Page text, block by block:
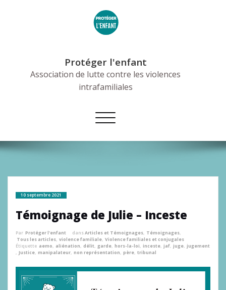
Protéger l'enfant
Association de lutte contre les violences
intrafamiliales
Afficher/masquer
la
10 septembre 2021
Témoignage de Julie – Inceste
Par Protéger l'enfant dansArticles et Témoignages, Témoignages,
Tous les articles, violence familiale, Violence familiales et conjugales
Étiquette aemo, aliénation, délit, garde, hors-la-loi, inceste, jaf, juge, jugement
, Justice, manipalateur, non représentation, père, tribunal